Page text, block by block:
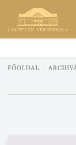
FŐOLDAL